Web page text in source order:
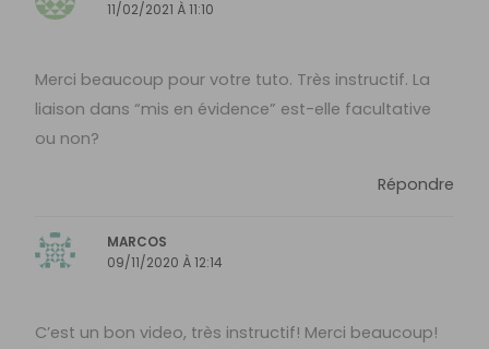
11/02/2021 À 11:10
Merci beaucoup pour votre tuto. Très instructif. La
liaison dans “mis en évidence” est-elle facultative
ou non?
Répondre
MARCOS
09/11/2020 À 12:14
C’est un bon video, très instructif! Merci beaucoup!